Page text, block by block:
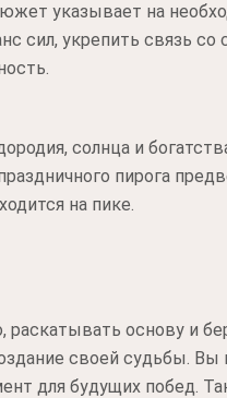
указывает на
сил, укрепить связь
солнца и
пирога
на пике.
основу и
своей судьбы. Вы
для будущих побед.